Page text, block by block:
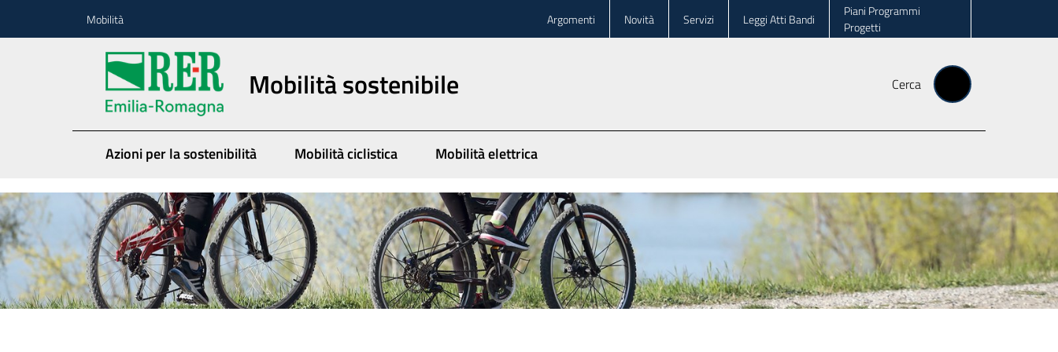
Mobilità Argomenti Novità Servizi Leggi Atti Bandi
Piani Programmi
Progetti
Mobilità sostenibile Cerca
Azioni per la sostenibilità Mobilità ciclistica Mobilità elettrica
Mobilità sostenibile